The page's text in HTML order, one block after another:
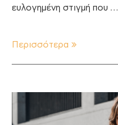
ευλογημένη στιγμή που …
Περισσότερα